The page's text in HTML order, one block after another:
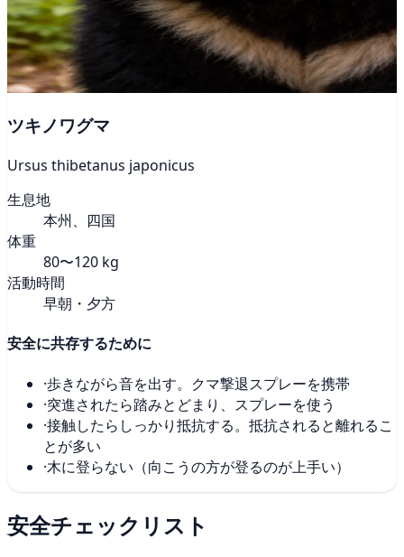
ツキノワグマ
Ursus thibetanus japonicus
生息地
本州、四国
体重
80〜120 kg
活動時間
早朝・夕方
安全に共存するために
·歩きながら音を出す。クマ撃退スプレーを携帯
·突進されたら踏みとどまり、スプレーを使う
·接触したらしっかり抵抗する。抵抗されると離れるこ
とが多い
·木に登らない（向こうの方が登るのが上手い）
安全チェックリスト